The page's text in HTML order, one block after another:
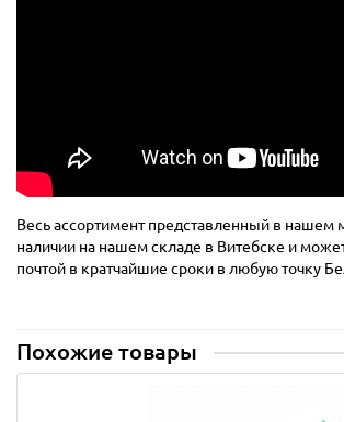
Весь ассортимент представленный в нашем
наличии на нашем складе в Витебске и
почтой в кратчайшие сроки в любую точку
Похожие товары